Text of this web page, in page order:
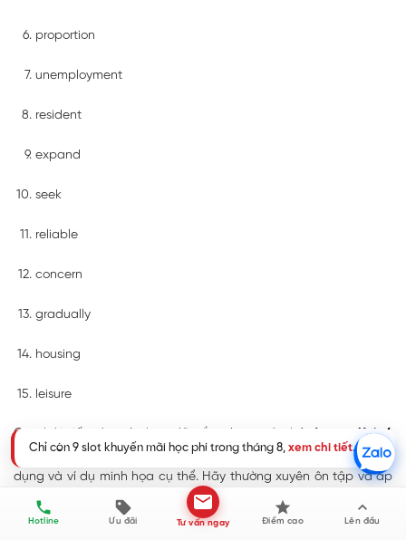
proportion
unemployment
resident
expand
seek
reliable
concern
gradually
housing
leisure
Qua bài viết này, các bạn đã nắm được toàn bộ
Unit 4
lớp 12 Global Success về chủ đề Urbanisation cùng với cách sử
dụng và ví dụ minh họa cụ thể. Hãy thường xuyên ôn tập và áp
dụng những từ vựng này vào thực tế để ghi nhớ lâu dài nhé!
Hotline Ưu đãi Tư vấn ngay Điểm cao Lên đầu
Chỉ còn 9 slot khuyến mãi học phí trong tháng 8, xem chi tiết.